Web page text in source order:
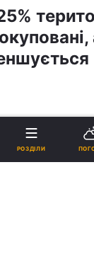
РОЗДІЛИ